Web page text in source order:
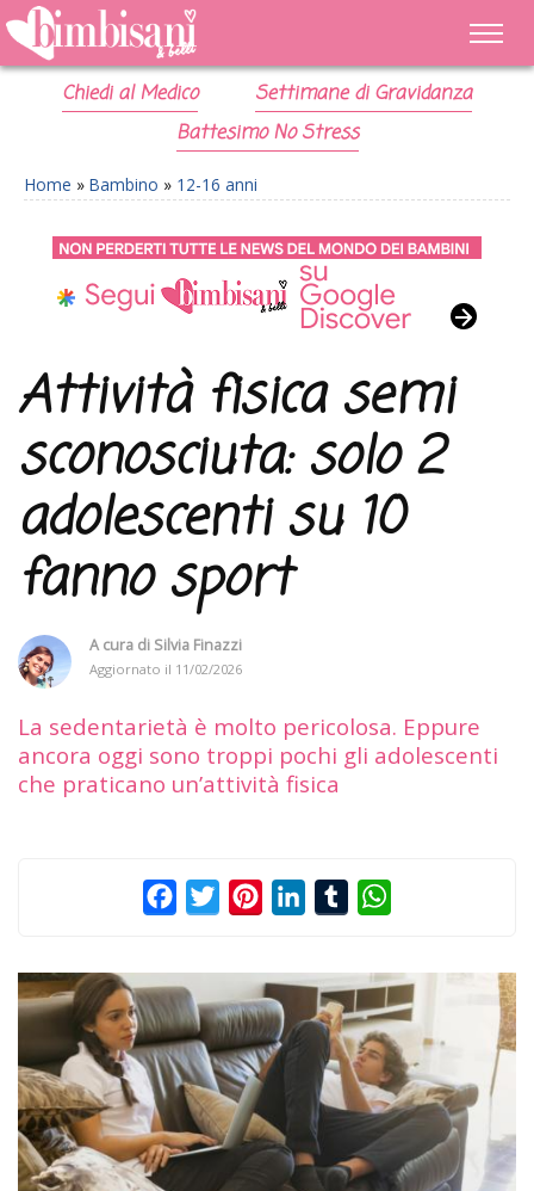
Chiedi al Medico
Settimane di Gravidanza
Battesimo No Stress
Home » Bambino » 12-16 anni
Attività fisica semi
sconosciuta: solo 2
adolescenti su 10
fanno sport
A cura di Silvia Finazzi
Aggiornato il 11/02/2026
La sedentarietà è molto pericolosa. Eppure
ancora oggi sono troppi pochi gli adolescenti
che praticano un’attività fisica
FacebookTwitterPinterestLinkedInTumblr